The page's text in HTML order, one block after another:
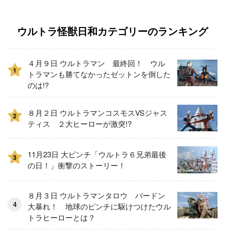
ウルトラ怪獣日和カテゴリーのランキング
1
４月９日 ウルトラマン 最終回！ ウル
トラマンも勝てなかったゼットンを倒した
のは!?
2
８月２日 ウルトラマンコスモスVSジャス
ティス ２大ヒーローが激突!?
3
11月23日 大ピンチ「ウルトラ６兄弟最後
の日！」衝撃のストーリー！
８月３日 ウルトラマンタロウ バードン
大暴れ！ 地球のピンチに駆けつけたウル
トラヒーローとは？